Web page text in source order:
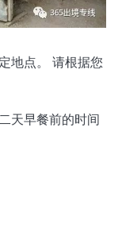
地点。 请根据您
天早餐前的时间